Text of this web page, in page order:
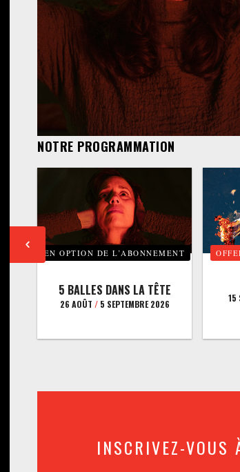
NOTRE PROGRAMMATION
EN OPTION DE L’ABONNEMENT
5 BALLES DANS LA TÊTE
26 AOÛT /5 SEPTEMBRE 2026
15
INSCRIVEZ-VOUS